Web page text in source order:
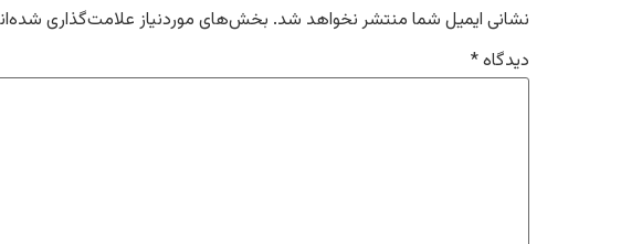
نشانی ایمیل شما منتشر نخواهد شد. بخش‌های موردنیاز علامت‌گذاری
دیدگاه*